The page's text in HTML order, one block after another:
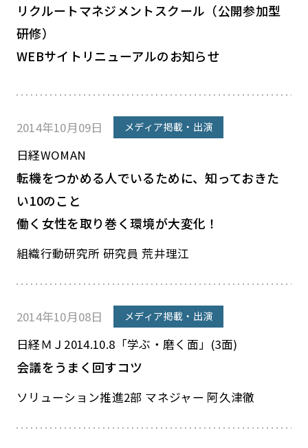
リクルートマネジメントスクール（公開参加型
研修）
WEBサイトリニューアルのお知らせ
2014年10月09日 メディア掲載・出演
日経WOMAN
転機をつかめる人でいるために、知っておきた
い10のこと
働く女性を取り巻く環境が大変化！
組織行動研究所 研究員 荒井理江
2014年10月08日 メディア掲載・出演
日経ＭＪ2014.10.8「学ぶ・磨く面」(3面)
会議をうまく回すコツ
ソリューション推進2部 マネジャー 阿久津徹